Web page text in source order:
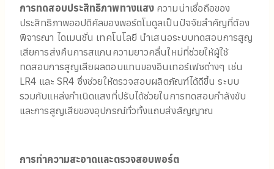
การทดสอบประสิทธิภาพทางแสง ความน่าเชื่อถือของ
ประสิทธิภาพออปติคัลของพอร์ตโมดูลเป็นปัจจัยสําคัญที่ต้อง
พิจารณา ไดเมนชั่น เทคโนโลยี นําเสนอระบบทดสอบการสูญ
เสียการส่งคืนการสแกนความยาวคลื่นใหม่ที่ช่วยให้ผู้ใช้
ทดสอบการสูญเสียผลตอบแทนของอินเทอร์เฟซต่างๆ เช่น
LR4 และ SR4 ซึ่งช่วยให้ตรวจสอบผลิตภัณฑ์ได้ดีขึ้น ระบบ
รวมกับแหล่งกําเนิดแสงที่ปรับได้ช่วยในการทดสอบกําลังขับ
และการสูญเสียของอุปกรณ์ทั่วทั้งแถบส่งสัญญาณ
การทําความสะอาดและตรวจสอบพอร์ต